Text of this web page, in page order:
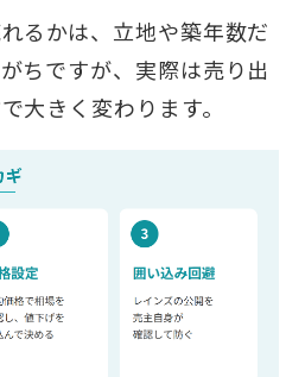
るかは、立地や築年数だ
ちですが、実際は売り出
大きく変わります。